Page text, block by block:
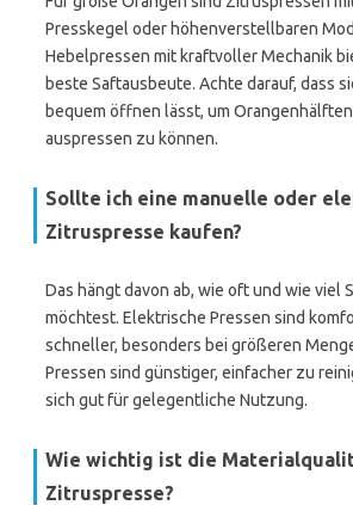
Presskegel oder höhenverstellbaren
Hebelpressen mit kraftvoller Mechanik
beste Saftausbeute. Achte darauf, dass
bequem öffnen lässt, um
auspressen zu können.
Sollte ich eine manuelle oder
Zitruspresse kaufen?
Das hängt davon ab, wie oft und wie viel
möchtest. Elektrische Pressen sind
schneller, besonders bei größeren
Pressen sind günstiger, einfacher zu
sich gut für gelegentliche Nutzung.
Wie wichtig ist die
Zitruspresse?